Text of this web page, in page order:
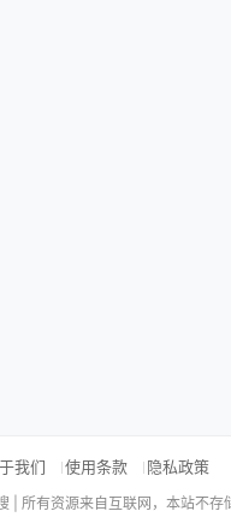
我们 使用条款 隐私政策
| 所有资源来自互联网，本站不存